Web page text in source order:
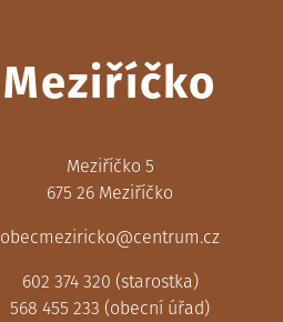
Meziříčko
Meziříčko 5
675 26 Meziříčko
obecmeziricko@centrum.cz
602 374 320 (starostka)
568 455 233 (obecní úřad)